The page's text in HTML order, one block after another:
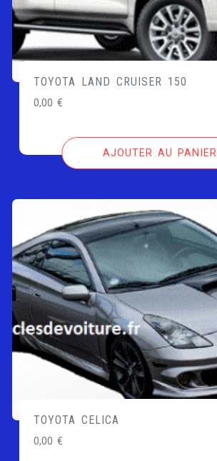
TOYOTA LAND CRUISER 150
0,00€
AJOUTER AU PANIER
TOYOTA CELICA
0,00€